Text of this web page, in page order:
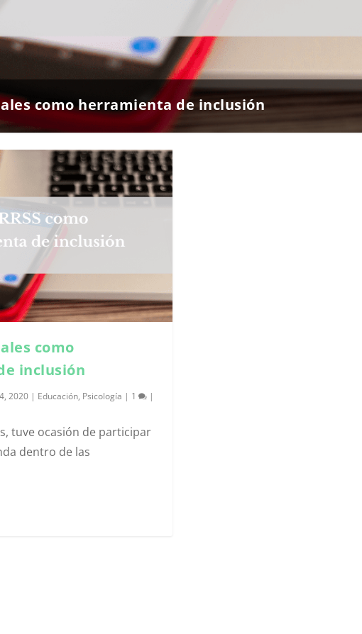
como herramienta de inclusión
como
inclusión
2020 | Educación, Psicología | 1 |
tuve ocasión de participar
dentro de las